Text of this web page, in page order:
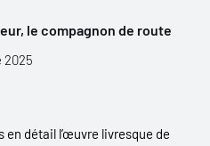
le compagnon de route
2025
en détail l’œuvre livresque de